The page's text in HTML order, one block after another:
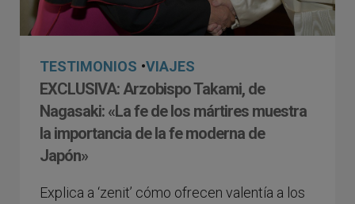
TESTIMONIOS •VIAJES
EXCLUSIVA: Arzobispo Takami, de
Nagasaki: «La fe de los mártires muestra
la importancia de la fe moderna de
Japón»
Explica a ‘zenit’ cómo ofrecen valentía a los